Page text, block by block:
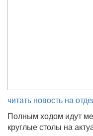
читать новость на
Полным ходом идут
круглые столы на